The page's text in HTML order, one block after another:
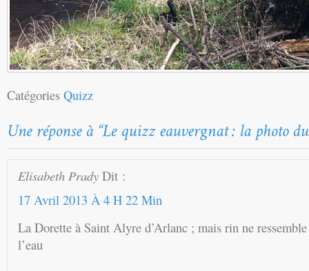
Catégories Quizz
Elisabeth Prady Dit :
17 Avril 2013 À 4 H 22 Min
La Dorette à Saint Alyre d’Arlanc ; mais rin ne
l’eau